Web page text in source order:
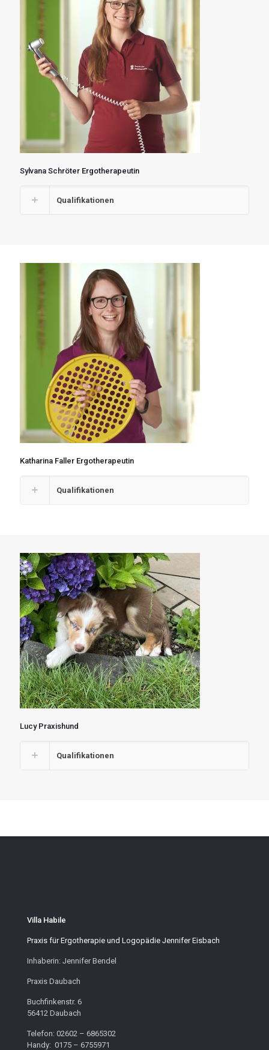
Sylvana Schröter Ergotherapeutin
Qualifikationen
Katharina Faller Ergotherapeutin
Qualifikationen
Lucy Praxishund
Qualifikationen
Villa Habile
Praxis für Ergotherapie und Logopädie Jennifer Eisbach
Inhaberin: Jennifer Bendel
Praxis Daubach
Buchfinkenstr. 6
56412 Daubach
Telefon: 02602 – 6865302
Handy: 0175 – 6755971